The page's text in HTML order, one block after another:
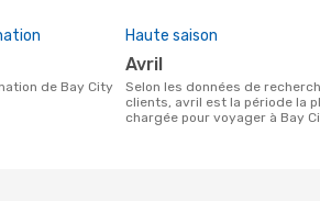
de Bay City
Haute saison
avril
Selon les données de recherche de nos
clients, avril est la période la
chargée pour voyager à Bay